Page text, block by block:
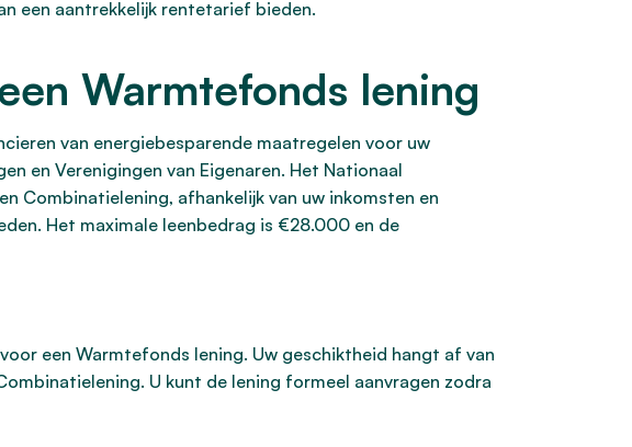
een aantrekkelijk rentetarief bieden.
Warmtefonds lening
van energiebesparende maatregelen voor uw
en Verenigingen van Eigenaren. Het Nationaal
Combinatielening, afhankelijk van uw inkomsten en
Het maximale leenbedrag is €28.000 en de
een Warmtefonds lening. Uw geschiktheid hangt af van
U kunt de lening formeel aanvragen zodra